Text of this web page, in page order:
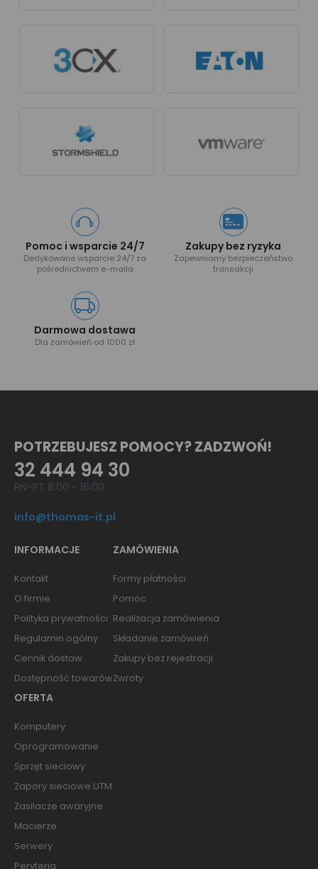
Pomoc i wsparcie 24/7
Dedykowane wsparcie 24/7 za
pośrednictwem e-maila
Zakupy bez ryzyka
Zapewniamy bezpieczeństwo
transakcji
Darmowa dostawa
Dla zamówień od 1000 zł
POTRZEBUJESZ POMOCY? ZADZWOŃ!
32 444 94 30
PN-PT 8:00 - 16:00
info@thomas-it.pl
INFORMACJE
Kontakt
O firmie
Polityka prywatności
Regulamin ogólny
Cennik dostaw
Dostępność towarów
ZAMÓWIENIA
Formy płatności
Pomoc
Realizacja zamówienia
Składanie zamówień
Zakupy bez rejestracji
Zwroty
OFERTA
Komputery
Oprogramowanie
Sprzęt sieciowy
Zapory sieciowe UTM
Zasilacze awaryjne
Macierze
Serwery
Peryferia